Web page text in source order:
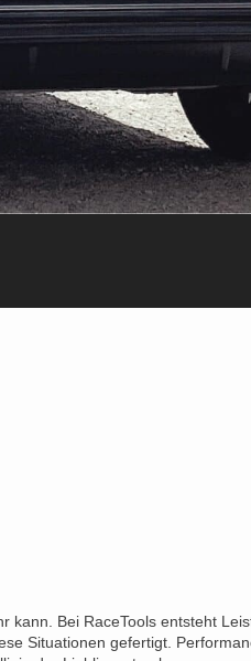
kann. Bei RaceTools entsteht
Situationen gefertigt.